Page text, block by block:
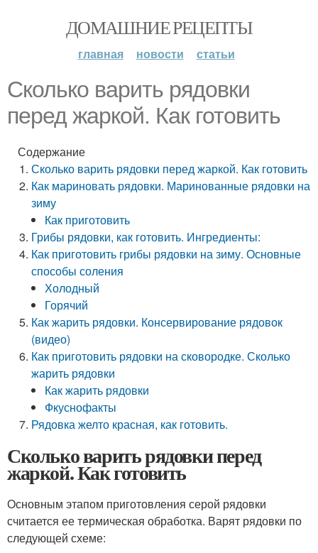
ДОМАШНИЕ РЕЦЕПТЫ
главная новости статьи
Сколько варить рядовки
перед жаркой. Как готовить
Содержание
Сколько варить рядовки перед жаркой. Как готовить
Как мариновать рядовки. Маринованные рядовки на
зиму
Как приготовить
Грибы рядовки, как готовить. Ингредиенты:
Как приготовить грибы рядовки на зиму. Основные
способы соления
Холодный
Горячий
Как жарить рядовки. Консервирование рядовок
(видео)
Как приготовить рядовки на сковородке. Сколько
жарить рядовки
Как жарить рядовки
Фкуснофакты
Рядовка желто красная, как готовить.
Сколько варить рядовки перед
жаркой. Как готовить
Основным этапом приготовления серой рядовки
считается ее термическая обработка. Варят рядовки по
следующей схеме: